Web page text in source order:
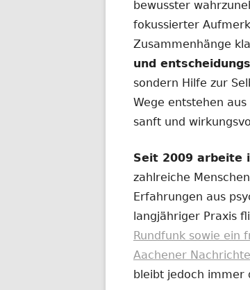
bewusster
fokussierter
Zusammenhänge
und
sondern Hilfe zur
Wege entstehen
sanft und
Seit 2009 arbeite
zahlreiche
Erfahrungen aus
langjähriger Praxis
Rundfunk sowie ein
Aachener
bleibt jedoch immer